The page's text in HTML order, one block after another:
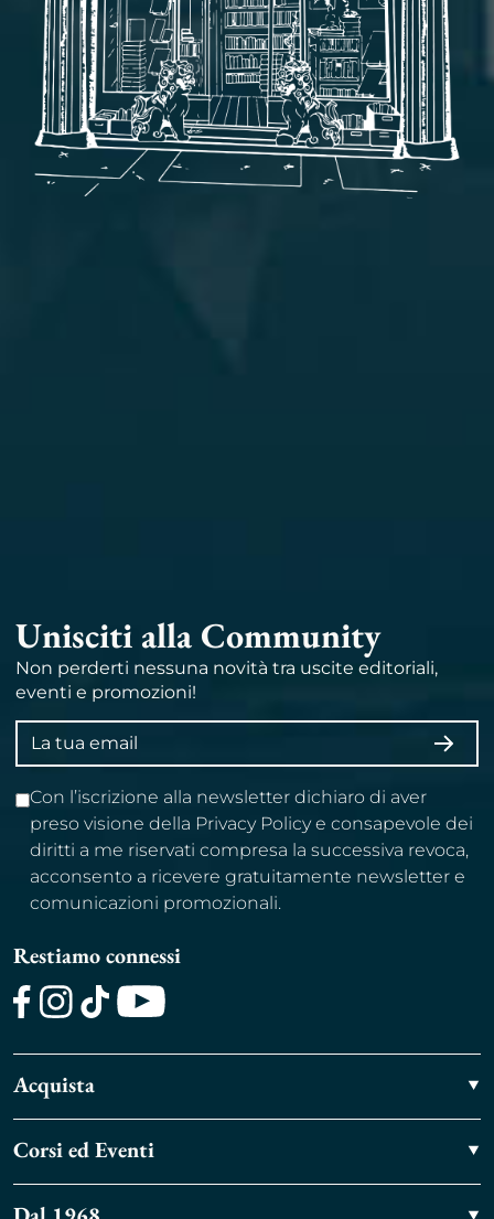
Unisciti alla Community
Non perderti nessuna novità tra uscite editoriali,
eventi e promozioni!
Indirizzo
email
Con l’iscrizione alla newsletter dichiaro di aver
preso visione della Privacy Policy e consapevole dei
diritti a me riservati compresa la successiva revoca,
acconsento a ricevere gratuitamente newsletter e
comunicazioni promozionali.
Restiamo connessi
Acquista
Corsi ed Eventi